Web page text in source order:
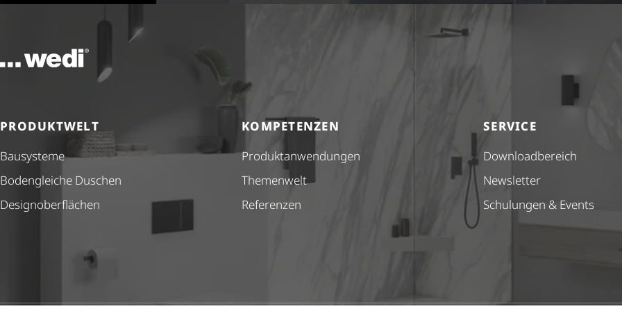
Zur Startseite
PRODUKTWELT
Bausysteme
Bodengleiche Duschen
Design­ober­flä­chen
KOMPETENZEN
Produkt­anwendungen
Themenwelt
Referenzen
SERVICE
Down­load­be­reich
Newsletter
Schulungen & Events